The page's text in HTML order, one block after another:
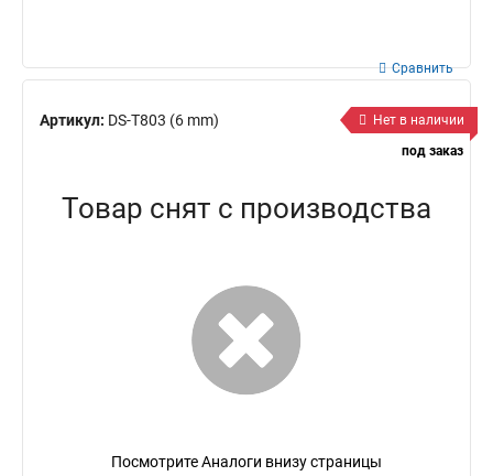
Артикул: DS-T803 (6 mm)
Сравнить
Нет в наличии
под заказ
Товар снят с производства
Посмотрите Аналоги внизу страницы